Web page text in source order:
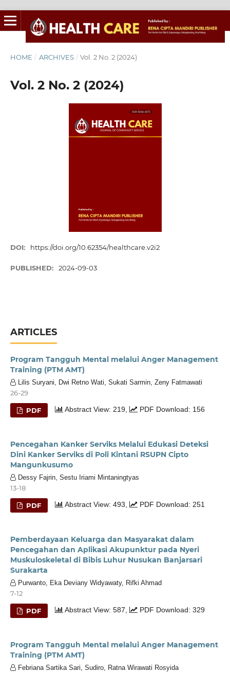
HOME / ARCHIVES / Vol. 2 No. 2 (2024)
Vol. 2 No. 2 (2024)
DOI: https://doi.org/10.62354/healthcare.v2i2
PUBLISHED: 2024-09-03
ARTICLES
Program Tangguh Mental melalui Anger Management
Training (PTM AMT)
Lilis Suryani, Dwi Retno Wati, Sukati Sarmin, Zeny Fatmawati
26-29
PDF Abstract View: 219, PDF Download: 156
Pencegahan Kanker Serviks Melalui Edukasi Deteksi
Dini Kanker Serviks di Poli Kintani RSUPN Cipto
Mangunkusumo
Dessy Fajrin, Sestu Iriami Mintaningtyas
13-18
PDF Abstract View: 493, PDF Download: 251
Pemberdayaan Keluarga dan Masyarakat dalam
Pencegahan dan Aplikasi Akupunktur pada Nyeri
Muskuloskeletal di Bibis Luhur Nusukan Banjarsari
Surakarta
Purwanto, Eka Deviany Widyawaty, Rifki Ahmad
7-12
PDF Abstract View: 587, PDF Download: 329
Program Tangguh Mental melalui Anger Management
Training (PTM AMT)
Febriana Sartika Sari, Sudiro, Ratna Wirawati Rosyida